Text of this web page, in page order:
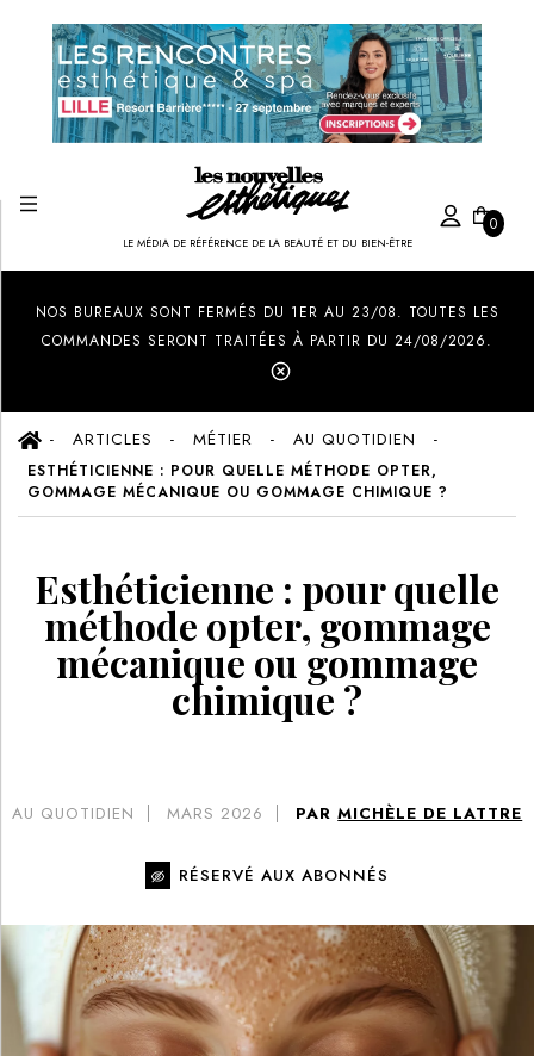
LE MÉDIA DE RÉFÉRENCE DE LA BEAUTÉ ET DU BIEN-ÊTRE
0
NOS BUREAUX SONT FERMÉS DU 1ER AU 23/08. TOUTES LES
COMMANDES SERONT TRAITÉES À PARTIR DU 24/08/2026.
ARTICLES MÉTIER AU QUOTIDIEN
ESTHÉTICIENNE : POUR QUELLE MÉTHODE OPTER,
GOMMAGE MÉCANIQUE OU GOMMAGE CHIMIQUE ?
Esthéticienne : pour quelle
méthode opter, gommage
mécanique ou gommage
chimique ?
AU QUOTIDIEN MARS 2026 PAR MICHÈLE DE LATTRE
RÉSERVÉ AUX ABONNÉS